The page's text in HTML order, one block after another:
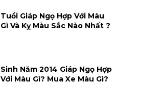
Tuổi Giáp Ngọ Hợp Với Màu
Gì Và Kỵ Màu Sắc Nào Nhất ?
Sinh Năm 2014 Giáp Ngọ Hợp
Với Màu Gì? Mua Xe Màu Gì?